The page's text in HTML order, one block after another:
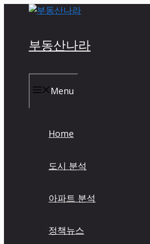
부동산나라
Menu
Home
도시 분석
아파트 분석
정책뉴스